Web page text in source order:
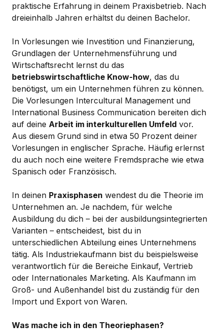
praktische Erfahrung in deinem Praxisbetrieb. Nach
dreieinhalb Jahren erhältst du deinen Bachelor.
In Vorlesungen wie Investition und Finanzierung,
Grundlagen der Unternehmensführung und
Wirtschaftsrecht lernst du das
betriebswirtschaftliche Know-how, das du
benötigst, um ein Unternehmen führen zu können.
Die Vorlesungen Intercultural Management und
International Business Communication bereiten dich
auf deine Arbeit im interkulturellen Umfeld vor.
Aus diesem Grund sind in etwa 50 Prozent deiner
Vorlesungen in englischer Sprache. Häufig erlernst
du auch noch eine weitere Fremdsprache wie etwa
Spanisch oder Französisch.
In deinen Praxisphasen wendest du die Theorie im
Unternehmen an. Je nachdem, für welche
Ausbildung du dich – bei der ausbildungsintegrierten
Varianten – entscheidest, bist du in
unterschiedlichen Abteilung eines Unternehmens
tätig. Als Industriekaufmann bist du beispielsweise
verantwortlich für die Bereiche Einkauf, Vertrieb
oder Internationales Marketing. Als Kaufmann im
Groß- und Außenhandel bist du zuständig für den
Import und Export von Waren.
Was mache ich in den Theoriephasen?